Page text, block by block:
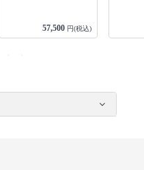
57,500 円(税込)